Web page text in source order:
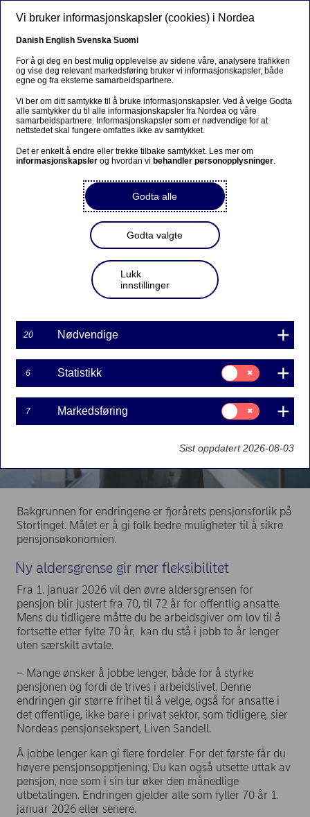
NO
Pensjon
Pensjonsalderen justeres og
IPS-grensen økes: Hva betyr
det for deg?
11-12-2025
Fra nyttår får du større mulighet til å spare til
pensjon med skattefordel, og du kan stå lenger i
jobb i offentlig sektor. Endringene gjelder de
fleste av oss og kan få stor betydning for
økonomien som pensjonist.
Bakgrunnen for endringene er fjorårets pensjonsforlik på
Stortinget. Målet er å gi folk bedre muligheter til å sikre
pensjonsøkonomien.
Ny aldersgrense gir mer fleksibilitet
Fra 1. januar 2026 vil den øvre aldersgrensen for
pensjon blir justert fra 70, til 72 år for offentlig ansatte.
Mens du tidligere måtte du be arbeidsgiver om lov til å
fortsette etter fylte 70 år, kan du stå i jobb to år lenger
uten særskilt avtale.
– Mange ønsker å jobbe lenger, både for å styrke
pensjonen og fordi de trives i arbeidslivet. Denne
endringen gir større frihet til å velge, også for ansatte i
det offentlige, ikke bare i privat sektor, som tidligere, sier
Nordeas pensjonsekspert, Liven Sandell.
Å jobbe lenger kan gi flere fordeler. For det første får du
høyere pensjonsopptjening. Du kan også utsette uttak av
pensjon, noe som i sin tur øker den månedlige
utbetalingen. Endringen gjelder alle som fyller 70 år 1.
januar 2026 eller senere.
Vi bruker informasjonskapsler (cookies) i Nordea
Danish English Svenska Suomi
For å gi deg en best mulig opplevelse av sidene våre, analysere trafikken
og vise deg relevant markedsføring bruker vi informasjonskapsler, både
egne og fra eksterne samarbeidspartnere.
Vi ber om ditt samtykke til å bruke informasjonskapsler. Ved å velge Godta
alle samtykker du til alle informasjonskapsler fra Nordea og våre
samarbeidspartnere. Informasjonskapsler som er nødvendige for at
nettstedet skal fungere omfattes ikke av samtykket.
Det er enkelt å endre eller trekke tilbake samtykket. Les mer om
informasjonskapsler og hvordan vi behandler personopplysninger.
Godta alle
Godta valgte
Lukk
innstillinger
20 Nødvendige
6 Statistikk
Samtykke
til:
Statistikk
7 Markedsføring
Samtykke
til:
Markedsføring
Sist oppdatert 2026-08-03